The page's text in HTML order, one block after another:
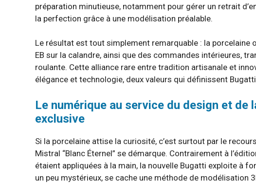
préparation minutieuse, notamment pour gérer un retrait
la perfection grâce à une modélisation préalable.
Le résultat est tout simplement remarquable : la porcelaine
EB sur la calandre, ainsi que des commandes intérieures,
roulante. Cette alliance rare entre tradition artisanale et
élégance et technologie, deux valeurs qui définissent
Le numérique au service du design et
exclusive
Si la porcelaine attise la curiosité, c’est surtout par le
Mistral “Blanc Éternel” se démarque. Contrairement à
étaient appliquées à la main, la nouvelle Bugatti exploite à
un peu mystérieux, se cache une méthode de modélisation